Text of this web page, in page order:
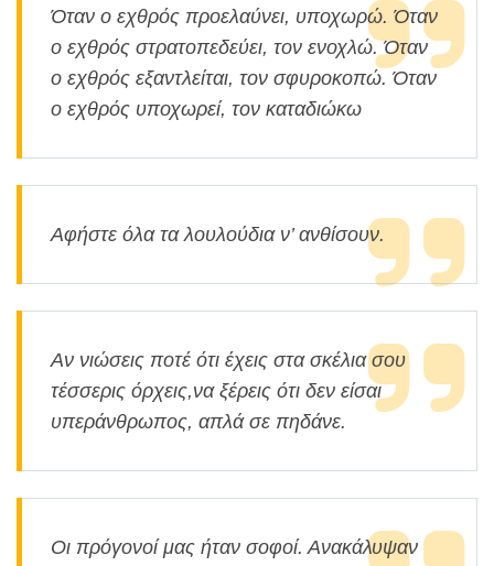
Όταν ο εχθρός προελαύνει, υποχωρώ. Όταν
ο εχθρός στρατοπεδεύει, τον ενοχλώ. Όταν
ο εχθρός εξαντλείται, τον σφυροκοπώ. Όταν
ο εχθρός υποχωρεί, τον καταδιώκω
Αφήστε όλα τα λουλούδια ν’ ανθίσουν.
Αν νιώσεις ποτέ ότι έχεις στα σκέλια σου
τέσσερις όρχεις,να ξέρεις ότι δεν είσαι
υπεράνθρωπος, απλά σε πηδάνε.
Οι πρόγονοί μας ήταν σοφοί. Ανακάλυψαν